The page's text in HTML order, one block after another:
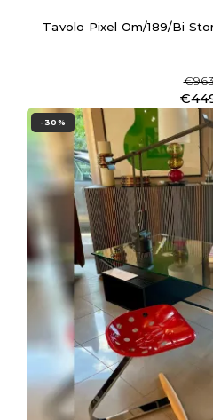
Tavolo Pixel Om/189/bi
-30%